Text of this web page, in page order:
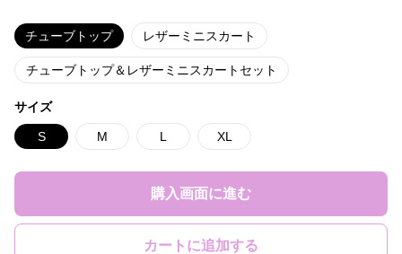
チューブトップ レザーミニスカート
チューブトップ＆レザーミニスカートセット
サイズ
S M L XL
購入画面に進む
カートに追加する